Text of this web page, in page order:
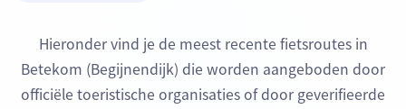
Hieronder vind je de meest recente fietsroutes in
Betekom (Begijnendijk) die worden aangeboden door
officiële toeristische organisaties of door geverifieerde